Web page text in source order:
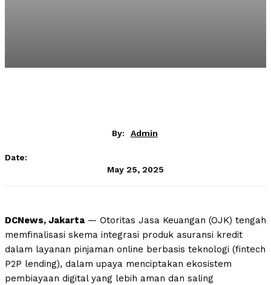
By: Admin
Date:
May 25, 2025
DCNews, Jakarta — Otoritas Jasa Keuangan (OJK) tengah
memfinalisasi skema integrasi produk asuransi kredit
dalam layanan pinjaman online berbasis teknologi (fintech
P2P lending), dalam upaya menciptakan ekosistem
pembiayaan digital yang lebih aman dan saling